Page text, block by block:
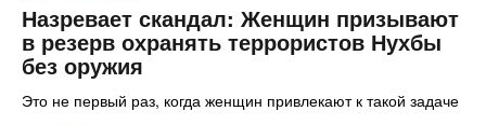
Назревает скандал: Женщин призывают
в резерв охранять террористов Нухбы
без оружия
Это не первый раз, когда женщин привлекают к такой задаче